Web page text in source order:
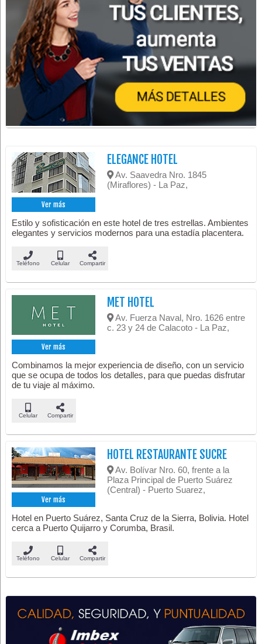
Ver más
ELEGANCE HOTEL
Av. Saavedra Nro. 1845
(Miraflores) - La Paz,
Estilo y sofisticación en este hotel de tres estrellas. Ambientes
elegantes y servicios modernos para una estadía placentera.
Teléfono Celular Compartir
Ver más
MET HOTEL
Av. Fuerza Naval, Nro. 1626 entre
c. 23 y 24 de Calacoto - La Paz,
Combinamos la mejor experiencia de diseño, con un servicio
que se ocupa de todos los detalles, para que puedas disfrutar
de tu viaje al máximo.
Celular Compartir
Ver más
HOTEL RESTAURANTE SUCRE
Av. Bolívar Nro. 60, frente a la
Plaza Principal de Puerto Suárez
(Central) - Puerto Suarez,
Hotel en Puerto Suárez, Santa Cruz de la Sierra, Bolivia. Hotel
cerca a Puerto Quijarro y Corumba, Brasil.
Teléfono Celular Compartir